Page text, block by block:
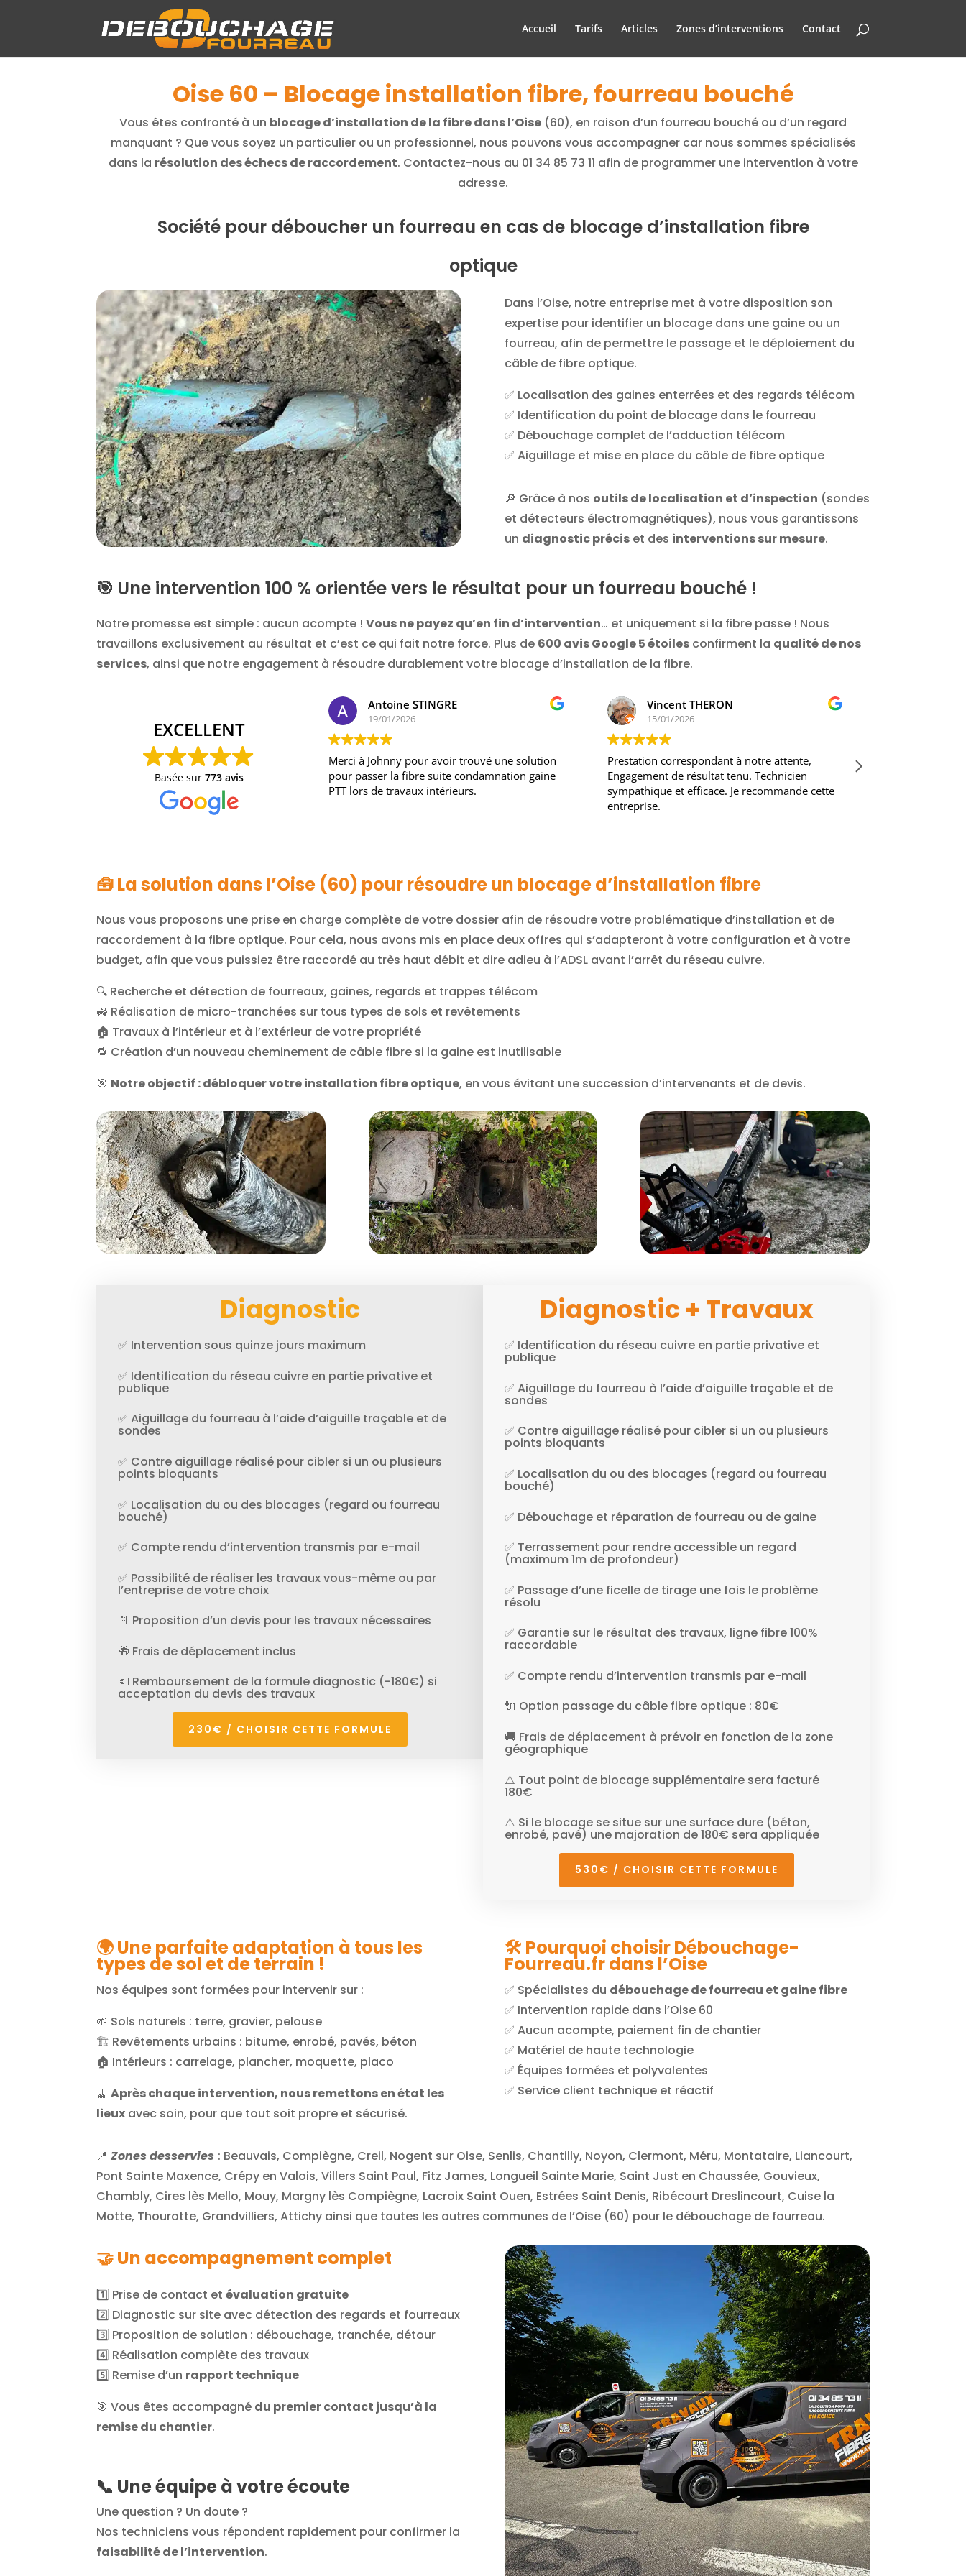
Accueil Tarifs Articles Zones d’interventions Contact
Oise 60 – Blocage installation fibre, fourreau bouché
Vous êtes confronté à un blocage d’installation de la fibre dans l’Oise (60), en raison d’un fourreau bouché ou d’un regard
manquant ? Que vous soyez un particulier ou un professionnel, nous pouvons vous accompagner car nous sommes spécialisés
dans la résolution des échecs de raccordement. Contactez-nous au 01 34 85 73 11 afin de programmer une intervention à votre
adresse.
Société pour déboucher un fourreau en cas de blocage d’installation fibre
optique
Dans l’Oise, notre entreprise met à votre disposition son
expertise pour identifier un blocage dans une gaine ou un
fourreau, afin de permettre le passage et le déploiement du
câble de fibre optique.
✅ Localisation des gaines enterrées et des regards télécom
✅ Identification du point de blocage dans le fourreau
✅ Débouchage complet de l’adduction télécom
✅ Aiguillage et mise en place du câble de fibre optique
🔎 Grâce à nos outils de localisation et d’inspection (sondes
et détecteurs électromagnétiques), nous vous garantissons
un diagnostic préciset des interventions sur mesure.
🎯 Une intervention 100 % orientée vers le résultat pour un fourreau bouché !
Notre promesse est simple : aucun acompte !Vous ne payez qu’en fin d’intervention… et uniquement si la fibre passe ! Nous
travaillons exclusivement au résultat et c’est ce qui fait notre force. Plus de 600 avis Google 5 étoiles confirment la qualité de nos
services, ainsi que notre engagement à résoudre durablement votre blocage d’installation de la fibre.
EXCELLENT
Basée sur 773 avis
Merci à Johnny pour avoir trouvé une solution
pour passer la fibre suite condamnation gaine
PTT lors de travaux intérieurs.
Vincent THERON
15/01/2026
Prestation correspondant à notre attente,
Engagement de résultat tenu. Technicien
sympathique et efficace. Je recommande cette
kristof NITECKI
14/01/2026
Entreprise sérieuse qui tient compte de la
problématique d'installation avec le soucis de
la recherche du moindre cout tenue du
chantier propre et amabilité de l'intervenant
🧰 La solution dans l’Oise (60) pour résoudre un blocage d’installation fibre
Nous vous proposons une prise en charge complète de votre dossier afin de résoudre votre problématique d’installation et de
raccordement à la fibre optique. Pour cela, nous avons mis en place deux offres qui s’adapteront à votre configuration et à votre
budget, afin que vous puissiez être raccordé au très haut débit et dire adieu à l’ADSL avant l’arrêt du réseau cuivre.
🔍 Recherche et détection de fourreaux, gaines, regards et trappes télécom
🚜 Réalisation de micro-tranchées sur tous types de sols et revêtements
🏠 Travaux à l’intérieur et à l’extérieur de votre propriété
🔁 Création d’un nouveau cheminement de câble fibre si la gaine est inutilisable
🎯 Notre objectif : débloquer votre installation fibre optique, en vous évitant une succession d’intervenants et de devis.
Diagnostic
✅ Intervention sous quinze jours maximum
✅ Identification du réseau cuivre en partie privative et
publique
✅ Aiguillage du fourreau à l’aide d’aiguille traçable et de
sondes
✅ Contre aiguillage réalisé pour cibler si un ou plusieurs
points bloquants
✅ Localisation du ou des blocages (regard ou fourreau
bouché)
✅ Compte rendu d’intervention transmis par e-mail
✅ Possibilité de réaliser les travaux vous-même ou par
l’entreprise de votre choix
📄 Proposition d’un devis pour les travaux nécessaires
🎁 Frais de déplacement inclus
💶 Remboursement de la formule diagnostic (-180€) si
acceptation du devis des travaux
230€ / CHOISIR CETTE FORMULE
Diagnostic + Travaux
✅ Identification du réseau cuivre en partie privative et
publique
✅ Aiguillage du fourreau à l’aide d’aiguille traçable et de
sondes
✅ Contre aiguillage réalisé pour cibler si un ou plusieurs
points bloquants
✅ Localisation du ou des blocages (regard ou fourreau
bouché)
✅ Débouchage et réparation de fourreau ou de gaine
✅ Terrassement pour rendre accessible un regard
(maximum 1m de profondeur)
✅ Passage d’une ficelle de tirage une fois le problème
résolu
✅ Garantie sur le résultat des travaux, ligne fibre 100%
raccordable
✅ Compte rendu d’intervention transmis par e-mail
🔌 Option passage du câble fibre optique : 80€
🚚 Frais de déplacement à prévoir en fonction de la zone
géographique
⚠️ Tout point de blocage supplémentaire sera facturé
180€
⚠️ Si le blocage se situe sur une surface dure (béton,
enrobé, pavé) une majoration de 180€ sera appliquée
530€ / CHOISIR CETTE FORMULE
🌍 Une parfaite adaptation à tous les
types de sol et de terrain !
Nos équipes sont formées pour intervenir sur :
🌱 Sols naturels : terre, gravier, pelouse
🏗️ Revêtements urbains : bitume, enrobé, pavés, béton
🏠 Intérieurs : carrelage, plancher, moquette, placo
🧹Après chaque intervention, nous remettons en état les
lieux avec soin, pour que tout soit propre et sécurisé.
🛠️ Pourquoi choisir Débouchage-
Fourreau.fr dans l’Oise
✅ Spécialistes du débouchage de fourreau et gaine fibre
✅ Intervention rapide dans l’Oise 60
✅ Aucun acompte, paiement fin de chantier
✅ Matériel de haute technologie
✅ Équipes formées et polyvalentes
✅ Service client technique et réactif
📍Zones desservies : Beauvais, Compiègne, Creil, Nogent sur Oise, Senlis, Chantilly, Noyon, Clermont, Méru, Montataire, Liancourt,
Pont Sainte Maxence, Crépy en Valois, Villers Saint Paul, Fitz James, Longueil Sainte Marie, Saint Just en Chaussée, Gouvieux,
Chambly, Cires lès Mello, Mouy, Margny lès Compiègne, Lacroix Saint Ouen, Estrées Saint Denis, Ribécourt Dreslincourt, Cuise la
Motte, Thourotte, Grandvilliers, Attichy ainsi que toutes les autres communes de l’Oise (60) pour le débouchage de fourreau.
🤝 Un accompagnement complet
1️⃣ Prise de contact etévaluation gratuite
2️⃣ Diagnostic sur site avec détection des regards et fourreaux
3️⃣ Proposition de solution : débouchage, tranchée, détour
4️⃣ Réalisation complète des travaux
5️⃣ Remise d’un rapport technique
🎯 Vous êtes accompagné du premier contact jusqu’à la
remise du chantier.
📞 Une équipe à votre écoute
Une question ? Un doute ?
Nos techniciens vous répondent rapidement pour confirmer la
faisabilité de l’intervention.